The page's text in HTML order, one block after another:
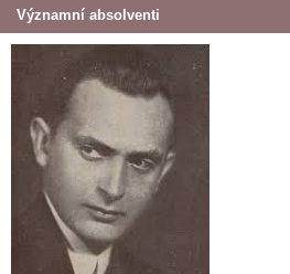
Významní absolventi